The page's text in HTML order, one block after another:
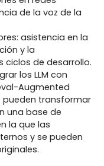
llamativas
reales:
más inteligente:
y
humanos.
y marketing:
de
en redes
de la voz de
asistencia